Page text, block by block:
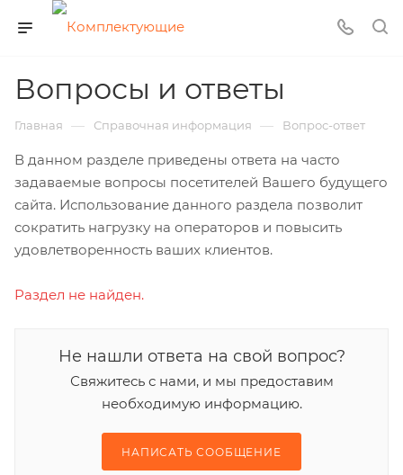
Вопросы и ответы
Главная — Справочная информация — Вопрос-ответ
В данном разделе приведены ответа на часто
задаваемые вопросы посетителей Вашего будущего
сайта. Использование данного раздела позволит
сократить нагрузку на операторов и повысить
удовлетворенность ваших клиентов.
Раздел не найден.
Не нашли ответа на свой вопрос?
Свяжитесь с нами, и мы предоставим
необходимую информацию.
НАПИСАТЬ СООБЩЕНИЕ